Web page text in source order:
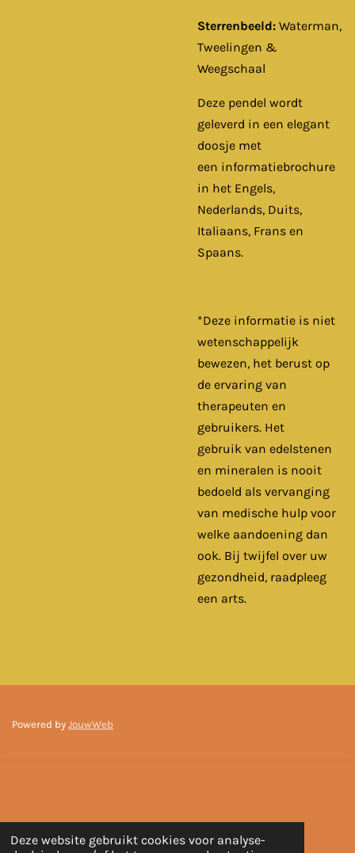
Deze website gebruikt cookies voor analyse-
Sterrenbeeld: Waterman,
Tweelingen &
Weegschaal
Deze pendel wordt
geleverd in een elegant
doosje met
een informatiebrochure
in het Engels,
Nederlands, Duits,
Italiaans, Frans en
Spaans.
*Deze informatie is niet
wetenschappelijk
bewezen, het berust op
de ervaring van
therapeuten en
gebruikers. Het
gebruik van edelstenen
en mineralen is nooit
bedoeld als vervanging
van medische hulp voor
welke aandoening dan
ook. Bij twijfel over uw
gezondheid, raadpleeg
een arts.
Powered by JouwWeb